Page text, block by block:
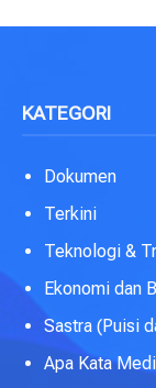
KATEGORI
Dokumen
Terkini
Teknologi &
Ekonomi dan
Sastra (Puisi
Apa Kata